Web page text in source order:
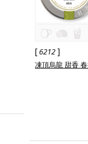
[6212]
凍頂烏龍 甜香